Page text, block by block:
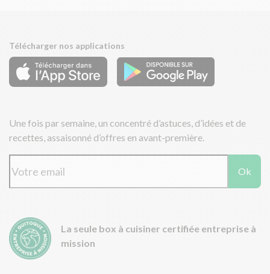
Télécharger nos applications
Une fois par semaine, un concentré d’astuces, d’idées et de
recettes, assaisonné d’offres en avant-première.
Ok
La seule box à cuisiner certifiée entreprise à
mission